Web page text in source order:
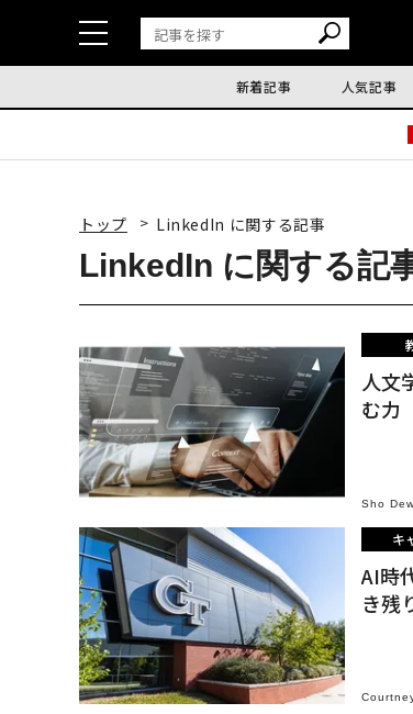
新着記事 人気記事
トップ LinkedIn に関する記事
LinkedIn に関する記
人文
む力
Sho
キ
AI時
き残